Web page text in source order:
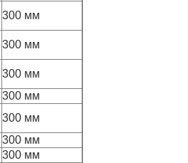
300 мм
300 мм
300 мм
300 мм
300 мм
300 мм
300 мм